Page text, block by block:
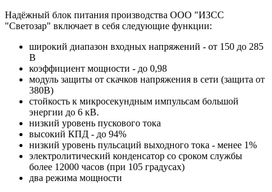
Надёжный блок питания производства ООО "ИЗСС
"Светозар" включает в себя следующие функции:
широкий диапазон входных напряжений - от 150 до 285
В
коэффициент мощности - до 0,98
модуль защиты от скачков напряжения в сети (защита от
380В)
стойкость к микросекундным импульсам большой
энергии до 6 кВ.
низкий уровень пускового тока
высокий КПД - до 94%
низкий уровень пульсаций выходного тока - менее 1%
электролитический конденсатор со сроком службы
более 12000 часов (при 105 градусах)
два режима мощности